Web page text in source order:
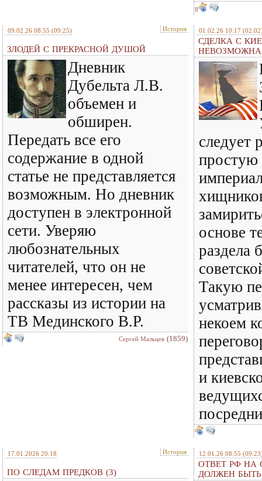
8
09.02.26 08:55 (09:25) История
ЗЛОДЕЙ С ПРЕКРАСНОЙ ДУШОЙ
Дневник
Дубельта Л.В.
объемен и
обширен.
Передать все его
содержание в одной
статье не представляется
возможным. Но дневник
доступен в электронной
сети. Уверяю
любознательных
читателей, что он не
менее интересен, чем
рассказы из истории на
ТВ Мединского В.Р.
Сергей Мальцев (1859)
01.02.26 10:17
СДЕЛКА С
следует
простую
основе
раздела
Такую
некоем
и
17.01.2026 20:18 История
ПО СЛЕДАМ ПРЕДКОВ (3)
12.01.26 08:55
ОТВЕТ РФ НА
ДОЛЖЕН